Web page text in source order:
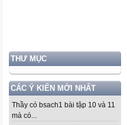
THƯ MỤC
CÁC Ý KIẾN MỚI NHẤT
Thầy có bsach1 bài tập 10 và 11
mà có...